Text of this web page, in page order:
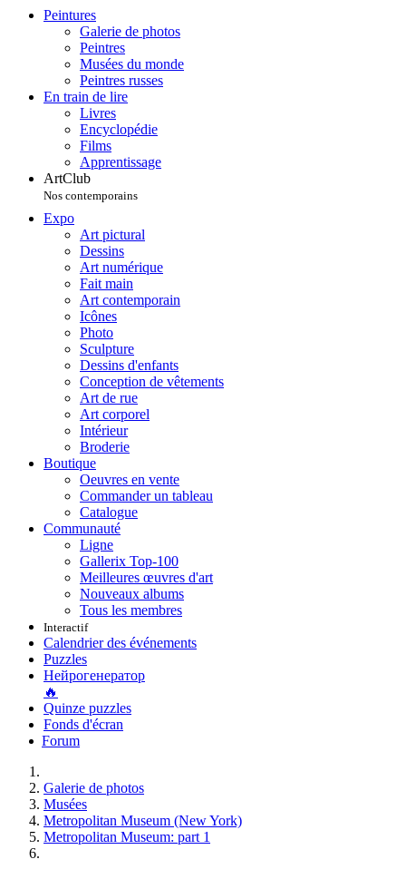
Peintures
Galerie de photos
Peintres
Musées du monde
Peintres russes
En train de lire
Livres
Encyclopédie
Films
Apprentissage
ArtClub
Nos contemporains
Expo
Art pictural
Dessins
Art numérique
Fait main
Art contemporain
Icônes
Photo
Sculpture
Dessins d'enfants
Conception de vêtements
Art de rue
Art corporel
Intérieur
Broderie
Boutique
Oeuvres en vente
Commander un tableau
Catalogue
Communauté
Ligne
Gallerix Top-100
Meilleures œuvres d'art
Nouveaux albums
Tous les membres
Interactif
Calendrier des événements
Puzzles
Нейрогенератор
🔥
Quinze puzzles
Fonds d'écran
Forum
Galerie de photos
Musées
Metropolitan Museum (New York)
Metropolitan Museum: part 1